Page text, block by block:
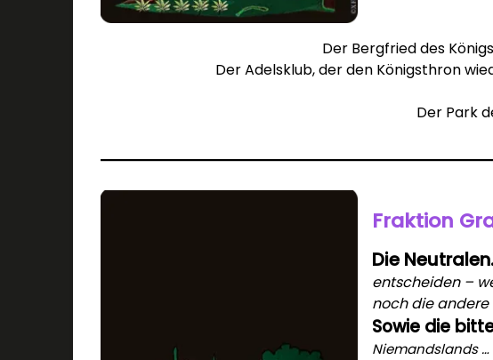
Der Bergfried des
Der Adelsklub, der den Königsthron
Der Park
Fraktion
Die Neutralen.
entscheiden –
noch die andere
Sowie die
Niemandslands …